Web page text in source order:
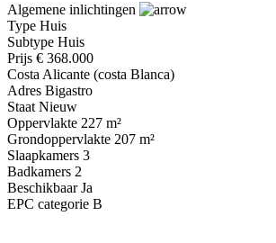
Algemene inlichtingen
Type Huis
Subtype Huis
Prijs € 368.000
Costa Alicante (costa Blanca)
Adres Bigastro
Staat Nieuw
Oppervlakte 227 m²
Grondoppervlakte 207 m²
Slaapkamers 3
Badkamers 2
Beschikbaar Ja
EPC categorie B